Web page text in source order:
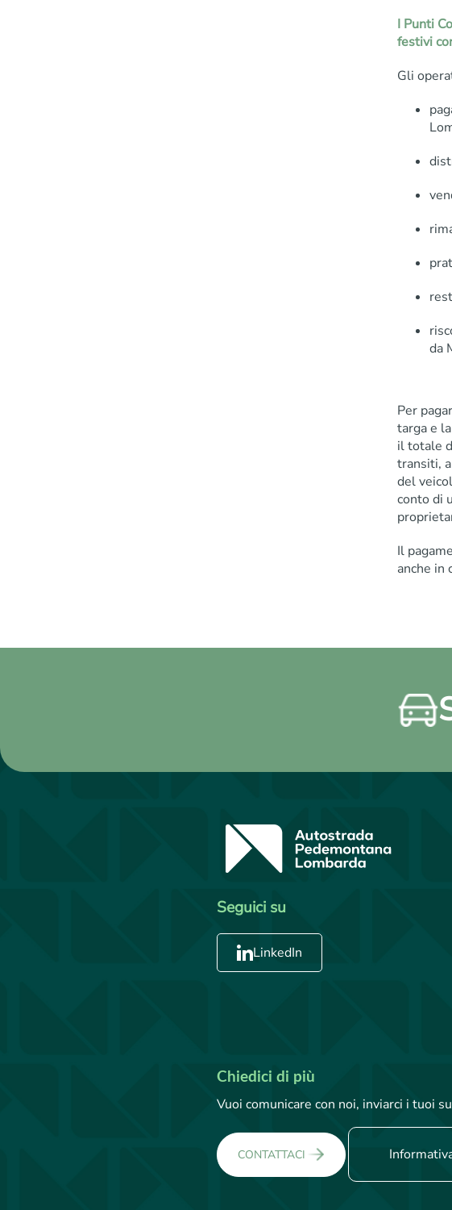
I Punti
festivi
Gli
da
Per
targa e
il totale
transiti,
del
conto di
Il
anche in
Seguici su
LinkedIn
Chiedici di più
Vuoi comunicare con noi, inviarci i tuoi
CONTATTACI